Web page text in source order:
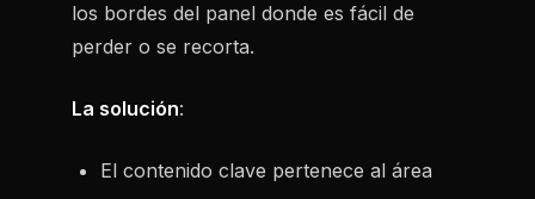
los bordes del panel donde es fácil de
perder o se recorta.
La solución:
El contenido clave pertenece al área